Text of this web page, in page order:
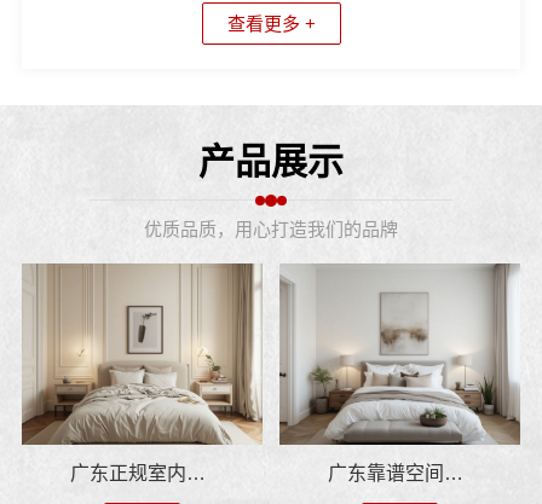
查看更多 +
产品展示
优质品质，用心打造我们的品牌
广东正规室内设计透明化施工，广东鼎饰空间装饰工程有限公司 广东靠谱空间设计环保材料，广东鼎饰空间装饰工程有限公司绿色装修方案